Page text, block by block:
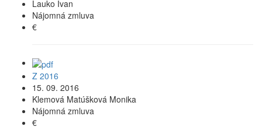
Lauko Ivan
Nájomná zmluva
€
Z 2016
15. 09. 2016
Klemová Matúšková Monika
Nájomná zmluva
€